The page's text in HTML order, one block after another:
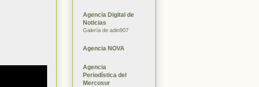
Agencia Digital de
Noticias
Galería de adin907
Agencia NOVA
Agencia
Periodística del
Mercosur